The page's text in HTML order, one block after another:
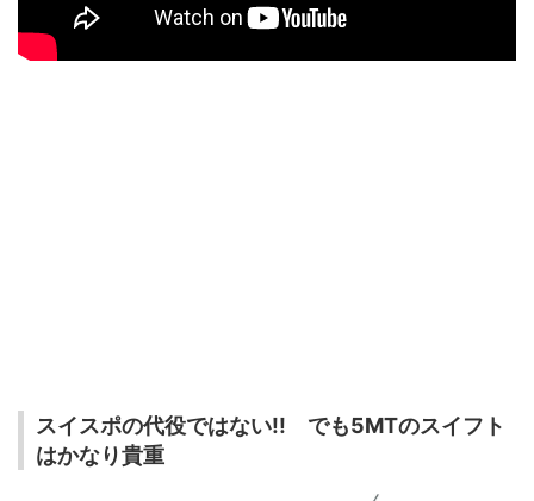
スイスポの代役ではない!! でも5MTのスイフト
はかなり貴重